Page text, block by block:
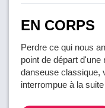
EN CORPS
Perdre ce qui nous
point de départ
danseuse classique,
interrompue à la